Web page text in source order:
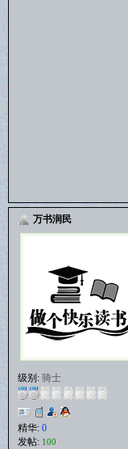
万书润民
级别: 骑士
精华: 0
发帖: 100